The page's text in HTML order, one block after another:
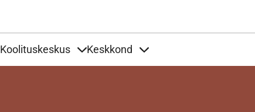
Koolituskeskus Keskkond